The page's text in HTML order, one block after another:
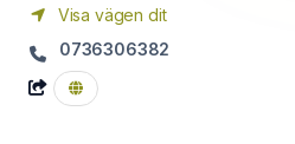
Visa vägen dit
0736306382